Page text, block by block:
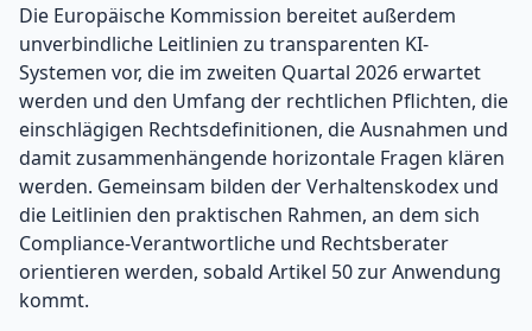
Die Europäische Kommission bereitet außerdem
unverbindliche Leitlinien zu transparenten KI-
Systemen vor, die im zweiten Quartal 2026 erwartet
werden und den Umfang der rechtlichen Pflichten, die
einschlägigen Rechtsdefinitionen, die Ausnahmen und
damit zusammenhängende horizontale Fragen klären
werden. Gemeinsam bilden der Verhaltenskodex und
die Leitlinien den praktischen Rahmen, an dem sich
Compliance-Verantwortliche und Rechtsberater
orientieren werden, sobald Artikel 50 zur Anwendung
kommt.